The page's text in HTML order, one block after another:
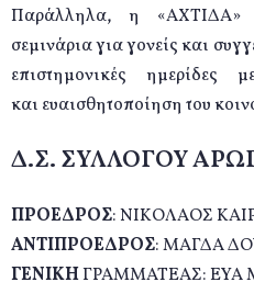
Παράλληλα, η «ΑΧΤΙΔΑ»
σεμινάρια για γονείς και
επιστημονικές
και ευαισθητοποίηση του
Δ.Σ. ΣΥΛΛΟΓΟΥ
ΠΡΟΕΔΡΟΣ:ΝΙΚΟΛΑΟΣ
ΑΝΤΙΠΡΟΕΔΡΟΣ:ΜΑΓΔΑ
ΓΕΝΙΚΗΓΡΑΜΜΑΤΕΑΣ:ΕΥΑ